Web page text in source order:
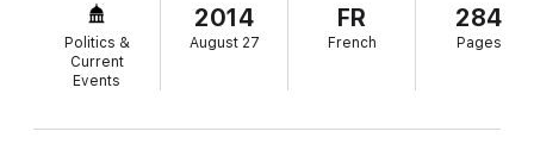
fronts, propose Guy Laforest : approfondir notre débat interne
par l’adoption d’un régime de laïcité équilibrée sur fond
d’«interculturalisme d’espoir», tout en cherchant à mettre fin à
cet exil intérieur par des aménagements à la Charte canadienne
des droits et libertés.
Politics &
Current
Events
2014
August 27
FR
French
284
Pages